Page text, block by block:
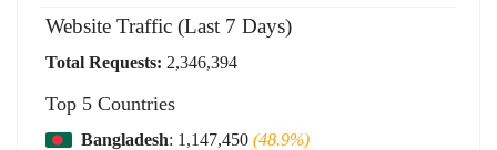
Website Traffic (Last 7 Days)
Total Requests: 2,346,394
Top 5 Countries
Bangladesh: 1,147,450 (48.9%)